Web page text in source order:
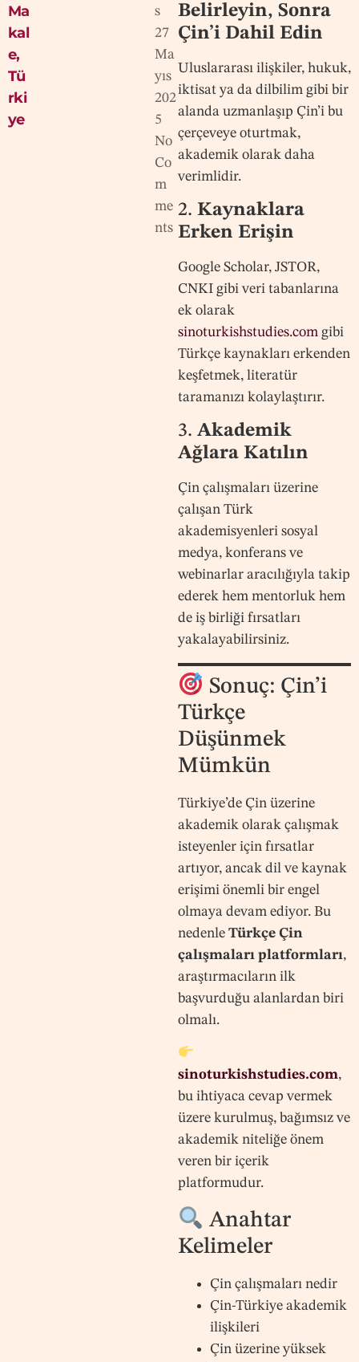
Ma
kal
e,
Tü
rki
ye
s
27
Ma
yıs
202
5
No
Co
m
me
nts
Belirleyin, Sonra
Çin’i Dahil Edin
Uluslararası ilişkiler, hukuk,
iktisat ya da dilbilim gibi bir
alanda uzmanlaşıp Çin’i bu
çerçeveye oturtmak,
akademik olarak daha
verimlidir.
2. Kaynaklara
Erken Erişin
Google Scholar, JSTOR,
CNKI gibi veri tabanlarına
ek olarak
sinoturkishstudies.comgibi
Türkçe kaynakları erkenden
keşfetmek, literatür
taramanızı kolaylaştırır.
3. Akademik
Ağlara Katılın
Çin çalışmaları üzerine
çalışan Türk
akademisyenleri sosyal
medya, konferans ve
webinarlar aracılığıyla takip
ederek hem mentorluk hem
de iş birliği fırsatları
yakalayabilirsiniz.
Sonuç: Çin’i
Türkçe
Düşünmek
Mümkün
Türkiye’de Çin üzerine
akademik olarak çalışmak
isteyenler için fırsatlar
artıyor, ancak dil ve kaynak
erişimi önemli bir engel
olmaya devam ediyor. Bu
nedenle Türkçe Çin
çalışmaları platformları,
araştırmacıların ilk
başvurduğu alanlardan biri
olmalı.
sinoturkishstudies.com,
bu ihtiyaca cevap vermek
üzere kurulmuş, bağımsız ve
akademik niteliğe önem
veren bir içerik
platformudur.
Anahtar
Kelimeler
Çin çalışmaları nedir
Çin-Türkiye akademik
ilişkileri
Çin üzerine yüksek